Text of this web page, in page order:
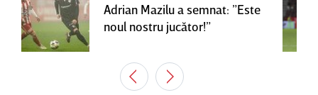
Adrian Mazilu a semnat: ”Este
noul nostru jucător!”